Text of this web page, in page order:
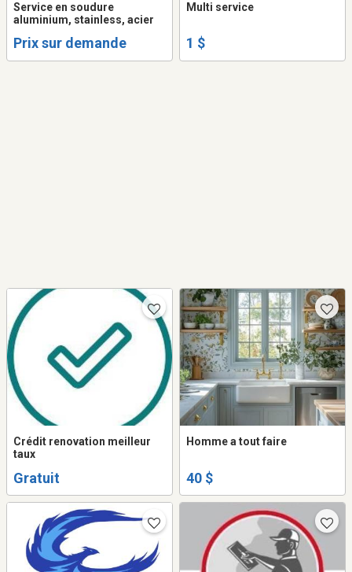
Service en soudure
aluminium, stainless, acier
Prix sur demande
Multi service
1 $
Crédit renovation meilleur
taux
Gratuit
Homme a tout faire
40 $